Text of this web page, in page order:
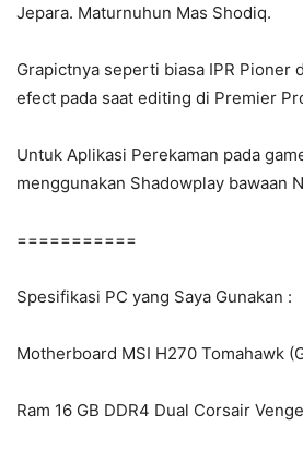
Jepara. Maturnuhun Mas Shodiq.
Grapictnya seperti biasa IPR Pioner
efect pada saat editing di Premier
Untuk Aplikasi Perekaman pada
menggunakan Shadowplay bawaan
===========
Spesifikasi PC yang Saya Gunakan :
Motherboard MSI H270 Tomahawk
Ram 16 GB DDR4 Dual Corsair